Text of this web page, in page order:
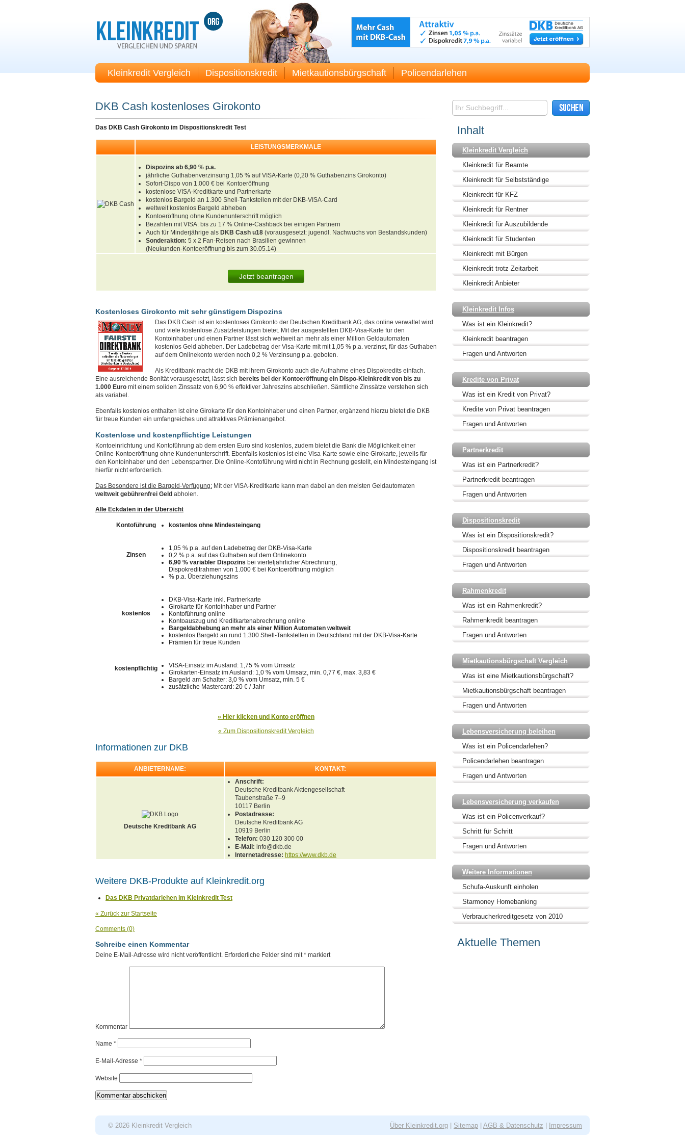
Kleinkredit Vergleich Dispositionskredit Mietkautionsbürgschaft Policendarlehen
DKB Cash kostenloses Girokonto
Das DKB Cash Girokonto im Dispositionskredit Test
LEISTUNGSMERKMALE
Dispozins ab 6,90 % p.a.
jährliche Guthabenverzinsung 1,05 % auf VISA-Karte (0,20 % Guthabenzins Girokonto)
Sofort-Dispo von 1.000 € bei Kontoeröffnung
kostenlose VISA-Kreditkarte und Partnerkarte
kostenlos Bargeld an 1.300 Shell-Tankstellen mit der DKB-VISA-Card
weltweit kostenlos Bargeld abheben
Kontoeröffnung ohne Kundenunterschrift möglich
Bezahlen mit VISA: bis zu 17 % Online-Cashback bei einigen Partnern
Auch für Minderjährige als DKB Cash u18 (vorausgesetzt: jugendl. Nachwuchs von Bestandskunden)
Sonderaktion: 5 x 2 Fan-Reisen nach Brasilien gewinnen
(Neukunden-Kontoeröffnung bis zum 30.05.14)
Jetzt beantragen
Kostenloses Girokonto mit sehr günstigem Dispozins
Das DKB Cash ist ein kostenloses Girokonto der Deutschen Kreditbank AG, das online verwaltet wird
und viele kostenlose Zusatzleistungen bietet. Mit der ausgestellten DKB-Visa-Karte für den
Kontoinhaber und einen Partner lässt sich weltweit an mehr als einer Million Geldautomaten
kostenlos Geld abheben. Der Ladebetrag der Visa-Karte mit mit 1,05 % p.a. verzinst, für das Guthaben
auf dem Onlinekonto werden noch 0,2 % Verzinsung p.a. geboten.
Als Kreditbank macht die DKB mit ihrem Girokonto auch die Aufnahme eines Dispokredits einfach.
Eine ausreichende Bonität vorausgesetzt, lässt sich bereits bei der Kontoeröffnung ein Dispo-Kleinkredit von bis zu
1.000 Euro mit einem soliden Zinssatz von 6,90 % effektiver Jahreszins abschließen. Sämtliche Zinssätze verstehen sich
als variabel.
Ebenfalls kostenlos enthalten ist eine Girokarte für den Kontoinhaber und einen Partner, ergänzend hierzu bietet die DKB
für treue Kunden ein umfangreiches und attraktives Prämienangebot.
Kostenlose und kostenpflichtige Leistungen
Kontoeinrichtung und Kontoführung ab dem ersten Euro sind kostenlos, zudem bietet die Bank die Möglichkeit einer
Online-Kontoeröffnung ohne Kundenunterschrift. Ebenfalls kostenlos ist eine Visa-Karte sowie eine Girokarte, jeweils für
den Kontoinhaber und den Lebenspartner. Die Online-Kontoführung wird nicht in Rechnung gestellt, ein Mindesteingang ist
hierfür nicht erforderlich.
Das Besondere ist die Bargeld-Verfügung: Mit der VISA-Kreditkarte kann man dabei an den meisten Geldautomaten
weltweit gebührenfrei Geld abholen.
Alle Eckdaten in der Übersicht
Kontoführung kostenlos ohne Mindesteingang
Zinsen
1,05 % p.a. auf den Ladebetrag der DKB-Visa-Karte
0,2 % p.a. auf das Guthaben auf dem Onlinekonto
6,90 % variabler Dispozins bei vierteljährlicher Abrechnung,
Dispokreditrahmen von 1.000 € bei Kontoeröffnung möglich
% p.a. Überziehungszins
kostenlos
DKB-Visa-Karte inkl. Partnerkarte
Girokarte für Kontoinhaber und Partner
Kontoführung online
Kontoauszug und Kreditkartenabrechnung online
Bargeldabhebung an mehr als einer Million Automaten weltweit
kostenlos Bargeld an rund 1.300 Shell-Tankstellen in Deutschland mit der DKB-Visa-Karte
Prämien für treue Kunden
kostenpflichtig
VISA-Einsatz im Ausland: 1,75 % vom Umsatz
Girokarten-Einsatz im Ausland: 1,0 % vom Umsatz, min. 0,77 €, max. 3,83 €
Bargeld am Schalter: 3,0 % vom Umsatz, min. 5 €
zusätzliche Mastercard: 20 € / Jahr
» Hier klicken und Konto eröffnen
« Zum Dispositionskredit Vergleich
Informationen zur DKB
ANBIETERNAME: KONTAKT:
Deutsche Kreditbank AG
Anschrift:
Deutsche Kreditbank Aktiengesellschaft
Taubenstraße 7–9
10117 Berlin
Postadresse:
Deutsche Kreditbank AG
10919 Berlin
Telefon: 030 120 300 00
E-Mail: info@dkb.de
Internetadresse: https://www.dkb.de
Weitere DKB-Produkte auf Kleinkredit.org
Das DKB Privatdarlehen im Kleinkredit Test
« Zurück zur Startseite
Comments (0)
Schreibe einen Kommentar
Deine E-Mail-Adresse wird nicht veröffentlicht. Erforderliche Felder sind mit* markiert
Kommentar
Name *
E-Mail-Adresse *
Website
Inhalt
Kleinkredit Vergleich
Kleinkredit für Beamte
Kleinkredit für Selbstständige
Kleinkredit für KFZ
Kleinkredit für Rentner
Kleinkredit für Auszubildende
Kleinkredit für Studenten
Kleinkredit mit Bürgen
Kleinkredit trotz Zeitarbeit
Kleinkredit Anbieter
Kleinkredit Infos
Was ist ein Kleinkredit?
Kleinkredit beantragen
Fragen und Antworten
Kredite von Privat
Was ist ein Kredit von Privat?
Kredite von Privat beantragen
Fragen und Antworten
Partnerkredit
Was ist ein Partnerkredit?
Partnerkredit beantragen
Fragen und Antworten
Dispositionskredit
Was ist ein Dispositionskredit?
Dispositionskredit beantragen
Fragen und Antworten
Rahmenkredit
Was ist ein Rahmenkredit?
Rahmenkredit beantragen
Fragen und Antworten
Mietkautionsbürgschaft Vergleich
Was ist eine Mietkautionsbürgschaft?
Mietkautionsbürgschaft beantragen
Fragen und Antworten
Lebensversicherung beleihen
Was ist ein Policendarlehen?
Policendarlehen beantragen
Fragen und Antworten
Lebensversicherung verkaufen
Was ist ein Policenverkauf?
Schritt für Schritt
Fragen und Antworten
Weitere Informationen
Schufa-Auskunft einholen
Starmoney Homebanking
Verbraucherkreditgesetz von 2010
Aktuelle Themen
© 2026 Kleinkredit Vergleich Über Kleinkredit.org Sitemap AGB & Datenschutz Impressum